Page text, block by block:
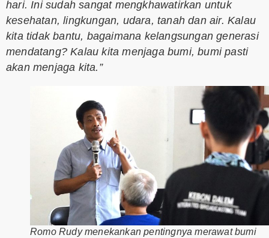
hari. Ini sudah sangat mengkhawatirkan untuk
kesehatan, lingkungan, udara, tanah dan air. Kalau
kita tidak bantu, bagaimana kelangsungan generasi
mendatang? Kalau kita menjaga bumi, bumi pasti
akan menjaga kita.”
Romo Rudy menekankan pentingnya merawat bumi